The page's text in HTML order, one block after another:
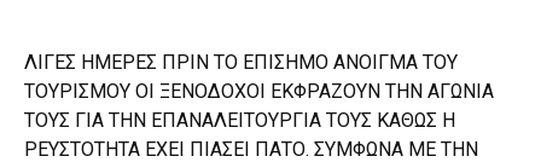
ΛΙΓΕΣ ΗΜΕΡΕΣ ΠΡΙΝ ΤΟ ΕΠΙΣΗΜΟ ΑΝΟΙΓΜΑ ΤΟΥ
ΤΟΥΡΙΣΜΟΥ ΟΙ ΞΕΝΟΔΟΧΟΙ ΕΚΦΡΑΖΟΥΝ ΤΗΝ ΑΓΩΝΙΑ
ΤΟΥΣ ΓΙΑ ΤΗΝ ΕΠΑΝΑΛΕΙΤΟΥΡΓΙΑ ΤΟΥΣ ΚΑΘΩΣ Η
ΡΕΥΣΤΟΤΗΤΑ ΕΧΕΙ ΠΙΑΣΕΙ ΠΑΤΟ. ΣΥΜΦΩΝΑ ΜΕ ΤΗΝ